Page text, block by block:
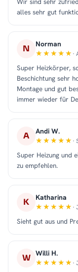
alles sehr gut
N Norman
·
Super Heizkörper,
Beschichtung sehr
Montage und gut
immer wieder für
A Andi W.
·
Super Heizung und
zu empfehlen.
K Katharina
·
Sieht gut aus und
W Willi H.
·